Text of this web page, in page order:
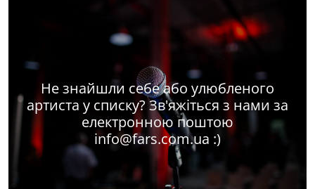
Не знайшли себе або улюбленого
артиста у списку? Зв'яжіться з нами за
електронною поштою
info@fars.com.ua :)